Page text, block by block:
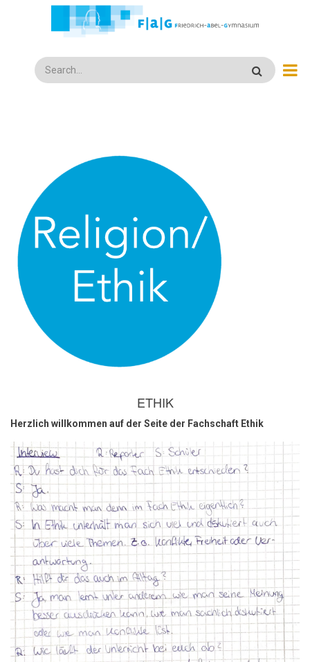
Search
ETHIK
Herzlich willkommen auf der Seite der Fachschaft Ethik